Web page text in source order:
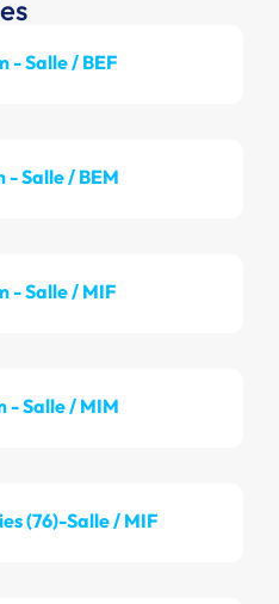
- Salle / BEF
- Salle / BEM
- Salle / MIF
- Salle / MIM
(76)-Salle / MIF